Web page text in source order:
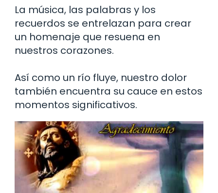
La música, las palabras y los
recuerdos se entrelazan para crear
un homenaje que resuena en
nuestros corazones.
Así como un río fluye, nuestro dolor
también encuentra su cauce en estos
momentos significativos.